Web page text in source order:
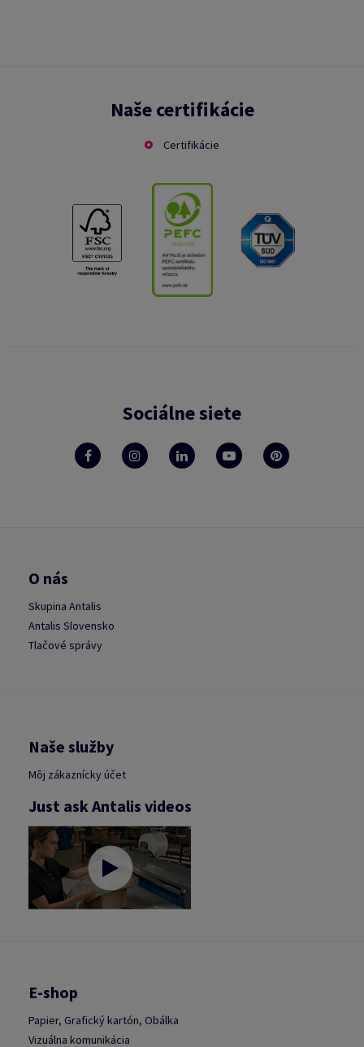
Naše certifikácie
Certifikácie
Sociálne siete
O nás
Skupina Antalis
Antalis Slovensko
Tlačové správy
Naše služby
Môj zákaznícky účet
Just ask Antalis videos
E-shop
Papier, Grafický kartón, Obálka
Vizuálna komunikácia